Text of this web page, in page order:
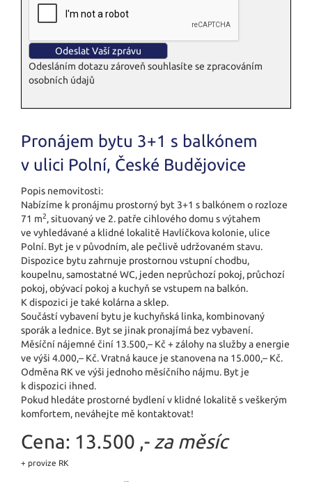
Odesláním dotazu zároveň souhlasíte se zpracováním
osobních údajů
Pronájem bytu 3+1 s balkónem
v ulici Polní, České Budějovice
Popis nemovitosti:
Nabízíme k pronájmu prostorný byt 3+1 s balkónem o rozloze
71 m2, situovaný ve 2. patře cihlového domu s výtahem
ve vyhledávané a klidné lokalitě Havlíčkova kolonie, ulice
Polní. Byt je v původním, ale pečlivě udržovaném stavu.
Dispozice bytu zahrnuje prostornou vstupní chodbu,
koupelnu, samostatné WC, jeden neprůchozí pokoj, průchozí
pokoj, obývací pokoj a kuchyň se vstupem na balkón.
K dispozici je také kolárna a sklep.
Součástí vybavení bytu je kuchyňská linka, kombinovaný
sporák a lednice. Byt se jinak pronajímá bez vybavení.
Měsíční nájemné činí 13.500,– Kč + zálohy na služby a energie
ve výši 4.000,– Kč. Vratná kauce je stanovena na 15.000,– Kč.
Odměna RK ve výši jednoho měsíčního nájmu. Byt je
k dispozici ihned.
Pokud hledáte prostorné bydlení v klidné lokalitě s veškerým
komfortem, neváhejte mě kontaktovat!
Cena: 13.500 ,- za měsíc
+ provize RK